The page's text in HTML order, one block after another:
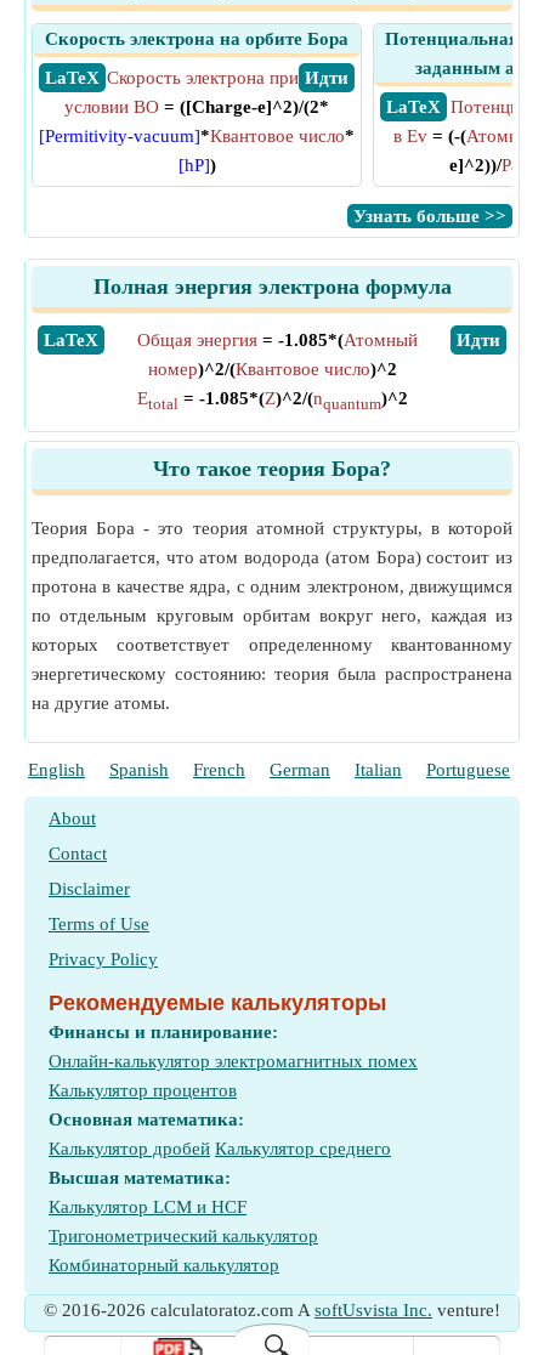
Скорость электрона на орбите Бора
​ LaTeX
​ Идти
Скорость электрона при
условии BO = ([Charge-e]^2)/(2*
[Permitivity-vacuum]*Квантовое число*
[hP])
Потенциальная
заданным
​ LaTeX
в Ev = (-(Атомный
e]^2))/
​Узнать больше >>
Полная энергия электрона формула
​LaTeX ​Идти
Общая энергия = -1.085*(Атомный
номер)^2/(Квантовое число)^2
Etotal = -1.085*(Z)^2/(nquantum)^2
Что такое теория Бора?
Теория Бора - это теория атомной структуры, в которой
предполагается, что атом водорода (атом Бора) состоит из
протона в качестве ядра, с одним электроном, движущимся
по отдельным круговым орбитам вокруг него, каждая из
которых соответствует определенному квантованному
энергетическому состоянию: теория была распространена
на другие атомы.
English Spanish French German Italian Portuguese
About
Contact
Disclaimer
Terms of Use
Privacy Policy
Рекомендуемые калькуляторы
Финансы и планирование:
Онлайн-калькулятор электромагнитных помех
Калькулятор процентов
Основная математика:
Калькулятор дробей Калькулятор среднего
Высшая математика:
Калькулятор LCM и HCF
Тригонометрический калькулятор
Комбинаторный калькулятор
© 2016-2026 calculatoratoz.com A softUsvista Inc. venture!